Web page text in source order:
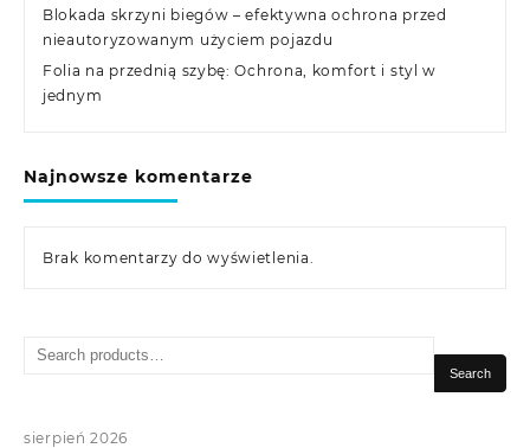
Blokada skrzyni biegów – efektywna ochrona przed
nieautoryzowanym użyciem pojazdu
Folia na przednią szybę: Ochrona, komfort i styl w
jednym
Najnowsze komentarze
Brak komentarzy do wyświetlenia.
Search
Search
sierpień 2026